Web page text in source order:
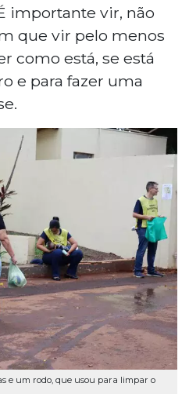
importante vir, não
que vir pelo menos
como está, se está
e para fazer uma
e um rodo, que usou para limpar o